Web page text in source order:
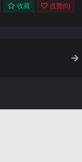
收藏 点赞(0)